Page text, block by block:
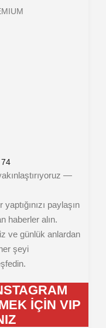
74
—
paylaşın
haberler alın.
ve günlük anlardan
şeyi
İÇİN VIP